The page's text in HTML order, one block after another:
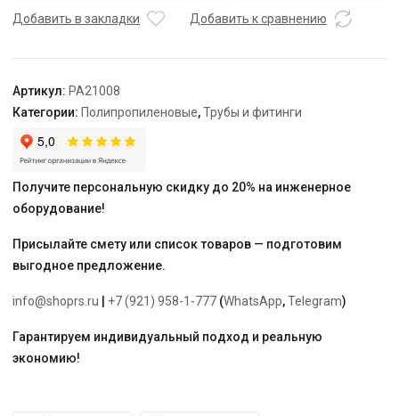
HP
"PRO
AQUA"
Добавить в закладки Добавить к сравнению
Артикул: PA21008
Категории: Полипропиленовые,Трубы и фитинги
Получите персональную скидку до 20% на инженерное
оборудование!
Присылайте смету или список товаров — подготовим
выгодное предложение.
info@shoprs.ru +7 (921) 958-1-777 (WhatsApp,Telegram)
Гарантируем индивидуальный подход и реальную
экономию!